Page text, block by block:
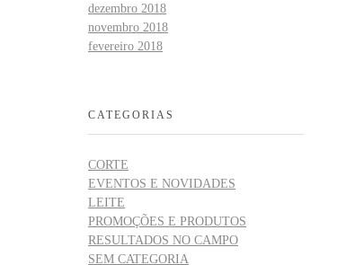
dezembro 2018
novembro 2018
fevereiro 2018
CATEGORIAS
CORTE
EVENTOS E NOVIDADES
LEITE
PROMOÇÕES E PRODUTOS
RESULTADOS NO CAMPO
SEM CATEGORIA